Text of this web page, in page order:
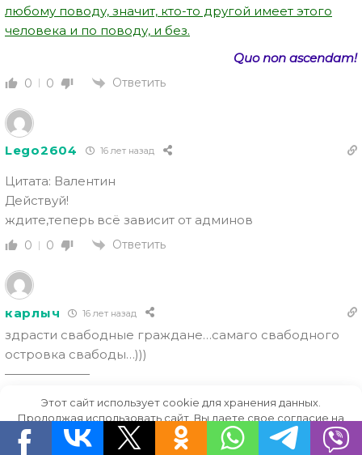
любому поводу, значит, кто-то другой имеет этого
человека и по поводу, и без.
Quo non ascendam!
0 0 Ответить
Lego2604 16 лет назад
Цитата: Валентин
Действуй!
ждите,теперь всё зависит от админов
0 0 Ответить
карлыч 16 лет назад
здрасти свабодные граждане…самаго свабодного
островка свабоды…)))
———————
кому чё..каму ничё…каму хуй через пличё…
ррраз…два куба..Куба далеко..три-четыре куба..и Куба
рядом..☮
Этот сайт использует cookie для хранения данных.
Продолжая использовать сайт, Вы даете свое согласие на
работу с этими файлами.